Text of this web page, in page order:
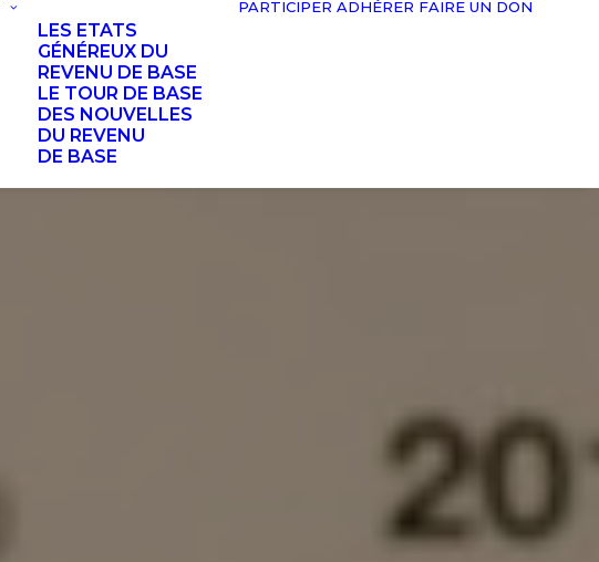
LES ETATS
GÉNÉREUX DU
REVENU DE BASE
LE TOUR DE BASE
DES NOUVELLES
DU REVENU
DE BASE
PARTICIPER ADHÉRER FAIRE UN DON